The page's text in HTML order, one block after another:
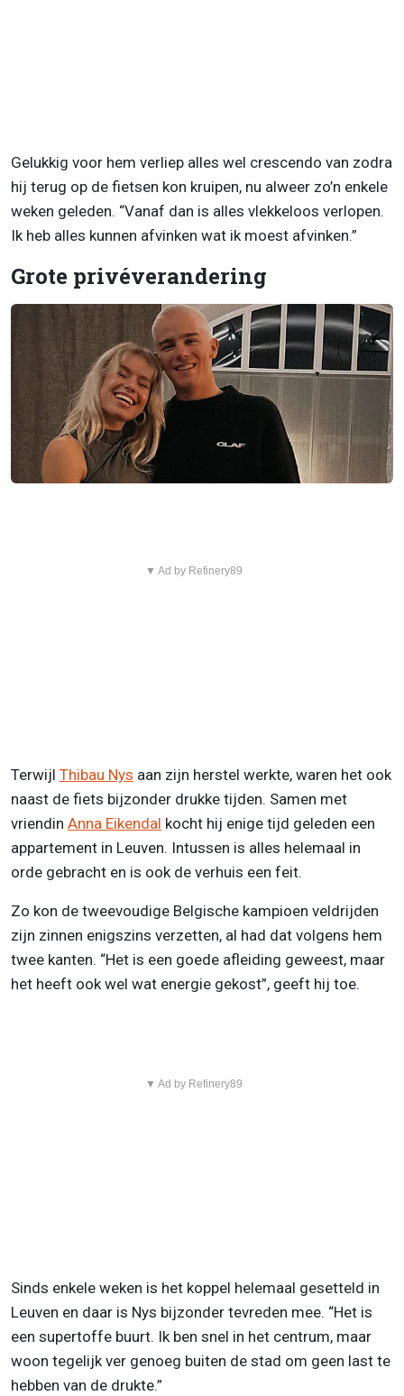
Gelukkig voor hem verliep alles wel crescendo van zodra
hij terug op de fietsen kon kruipen, nu alweer zo’n enkele
weken geleden. “Vanaf dan is alles vlekkeloos verlopen.
Ik heb alles kunnen afvinken wat ik moest afvinken.”
Grote privéverandering
▼ Ad by Refinery89
Terwijl Thibau Nys aan zijn herstel werkte, waren het ook
naast de fiets bijzonder drukke tijden. Samen met
vriendin Anna Eikendal kocht hij enige tijd geleden een
appartement in Leuven. Intussen is alles helemaal in
orde gebracht en is ook de verhuis een feit.
Zo kon de tweevoudige Belgische kampioen veldrijden
zijn zinnen enigszins verzetten, al had dat volgens hem
twee kanten. “Het is een goede afleiding geweest, maar
het heeft ook wel wat energie gekost”, geeft hij toe.
▼ Ad by Refinery89
Sinds enkele weken is het koppel helemaal gesetteld in
Leuven en daar is Nys bijzonder tevreden mee. “Het is
een supertoffe buurt. Ik ben snel in het centrum, maar
woon tegelijk ver genoeg buiten de stad om geen last te
hebben van de drukte.”